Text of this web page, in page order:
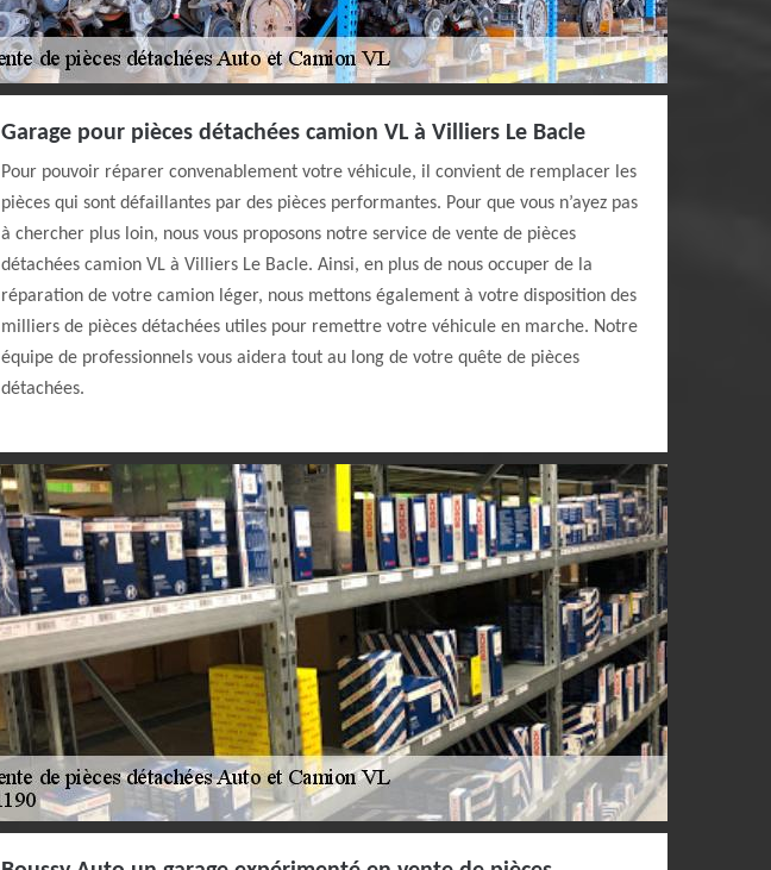
Garage pour pièces détachées camion VL à Villiers Le Bacle
Pour pouvoir réparer convenablement votre véhicule, il convient de remplacer les
pièces qui sont défaillantes par des pièces performantes. Pour que vous n’ayez pas
à chercher plus loin, nous vous proposons notre service de vente de pièces
détachées camion VL à Villiers Le Bacle. Ainsi, en plus de nous occuper de la
réparation de votre camion léger, nous mettons également à votre disposition des
milliers de pièces détachées utiles pour remettre votre véhicule en marche. Notre
équipe de professionnels vous aidera tout au long de votre quête de pièces
détachées.